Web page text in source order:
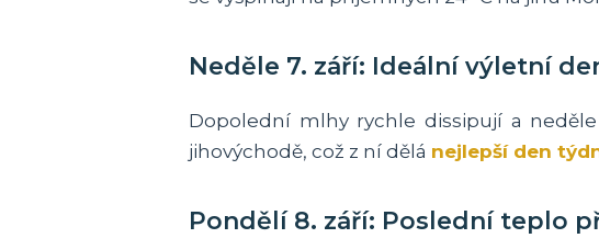
Neděle 7. září: Ideální výletní
Dopolední mlhy rychle dissipují a
jihovýchodě, což z ní dělá nejlepší den
Pondělí 8. září: Poslední teplo